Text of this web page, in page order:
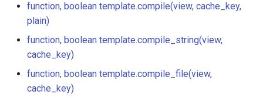
iconv
image-filter
immerse
string
template.render_string(view,
context, cache_key)
string
template.render_file(view,
function, boolean template.compile(view, cache_key,
plain)
function, boolean template.compile_string(view,
cache_key)
function, boolean template.compile_file(view,
cache_key)